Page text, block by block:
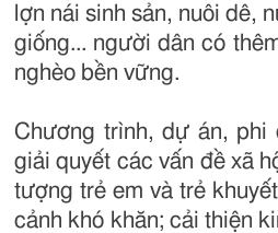
lợn nái sinh sản, nuôi dê,
giống... người dân có
nghèo bền vững.
Chương trình, dự án, phi
giải quyết các vấn đề xã
tượng trẻ em và trẻ
cảnh khó khăn; cải thiện